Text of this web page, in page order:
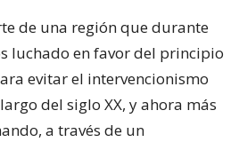
de una región que durante
luchado en favor del principio
evitar el intervencionismo
del siglo XX, y ahora más
a través de un